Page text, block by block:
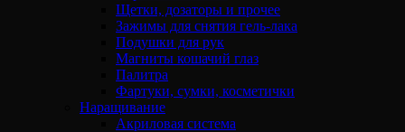
Щетки, дозаторы и прочее
Зажимы для снятия гель-лака
Подушки для рук
Магниты кошачий глаз
Палитра
Фартуки, сумки, косметички
Наращивание
Акриловая система